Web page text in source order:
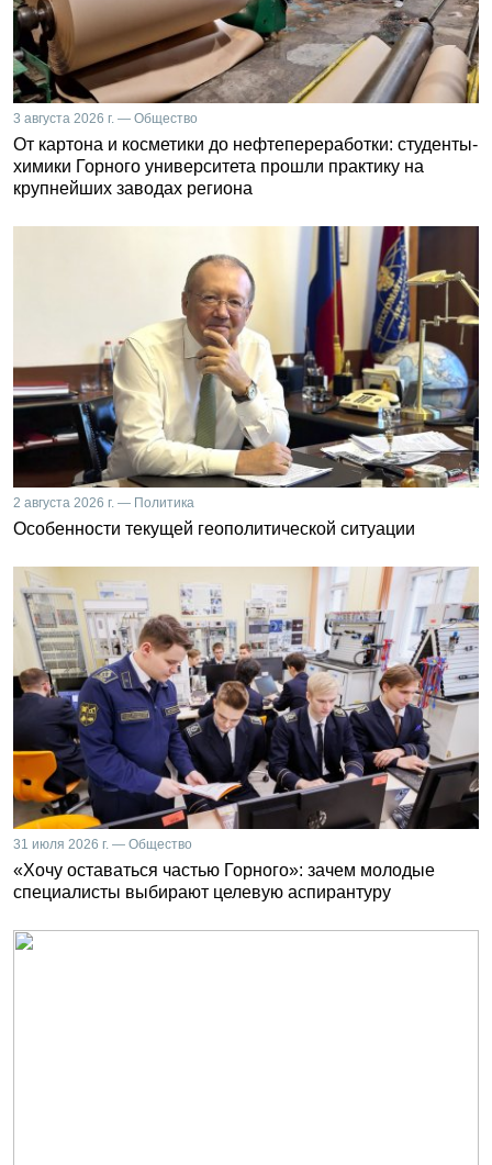
3 августа 2026 г. — Общество
От картона и косметики до нефтепереработки: студенты-
химики Горного университета прошли практику на
крупнейших заводах региона
2 августа 2026 г. — Политика
Особенности текущей геополитической ситуации
31 июля 2026 г. — Общество
«Хочу оставаться частью Горного»: зачем молодые
специалисты выбирают целевую аспирантуру